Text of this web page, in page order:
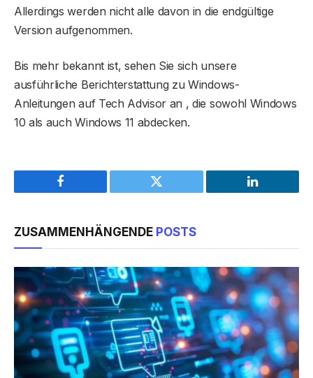
Allerdings werden nicht alle davon in die endgültige
Version aufgenommen.
Bis mehr bekannt ist, sehen Sie sich unsere
ausführliche Berichterstattung zu Windows-
Anleitungen auf Tech Advisor an , die sowohl Windows
10 als auch Windows 11 abdecken.
Facebook Twitter LinkedIn
ZUSAMMENHÄNGENDE POSTS